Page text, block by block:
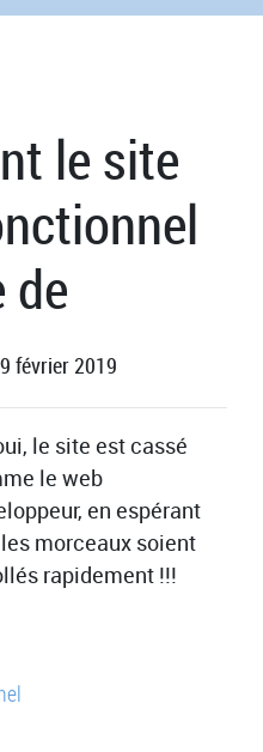
le site
de
février 2019
le site est cassé
le web
en espérant
morceaux soient
rapidement !!!